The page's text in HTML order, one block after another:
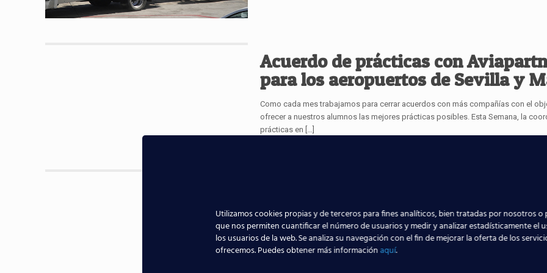
Acuerdo de prácticas con
para los aeropuertos de Sevilla y
Como cada mes trabajamos para cerrar acuerdos con más compañías con el
ofrecer a nuestros alumnos las mejores prácticas posibles. Esta Semana, la
prácticas en
a trabajar en WFS tras finalizar su
formación. ¡Enhorabuena!
Esta semana nos gustaría destacar el éxito de nuestros alumnos del curso TECA, y
Utilizamos cookies propias y de terceros para fines analíticos, bien tratadas por nosotros
que nos permiten cuantificar el número de usuarios y medir y analizar estadísticamente el
los usuarios de la web. Se analiza su navegación con el fin de mejorar la oferta de los
ofrecemos. Puedes obtener más informaciónaquí.